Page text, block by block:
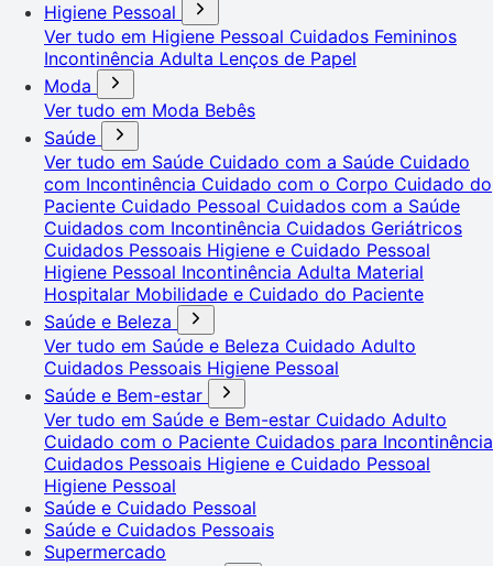
Higiene Pessoal
Ver tudo em Higiene Pessoal Cuidados Femininos
Incontinência Adulta Lenços de Papel
Moda
Ver tudo em Moda Bebês
Saúde
Ver tudo em Saúde Cuidado com a Saúde Cuidado
com Incontinência Cuidado com o Corpo Cuidado do
Paciente Cuidado Pessoal Cuidados com a Saúde
Cuidados com Incontinência Cuidados Geriátricos
Cuidados Pessoais Higiene e Cuidado Pessoal
Higiene Pessoal Incontinência Adulta Material
Hospitalar Mobilidade e Cuidado do Paciente
Saúde e Beleza
Ver tudo em Saúde e Beleza Cuidado Adulto
Cuidados Pessoais Higiene Pessoal
Saúde e Bem-estar
Ver tudo em Saúde e Bem-estar Cuidado Adulto
Cuidado com o Paciente Cuidados para Incontinência
Cuidados Pessoais Higiene e Cuidado Pessoal
Higiene Pessoal
Saúde e Cuidado Pessoal
Saúde e Cuidados Pessoais
Supermercado